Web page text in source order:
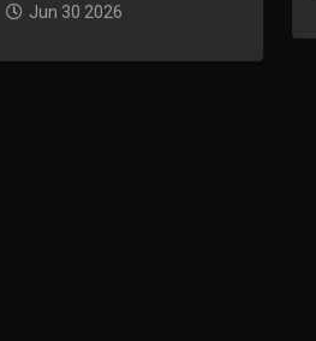
Jun 30 2026